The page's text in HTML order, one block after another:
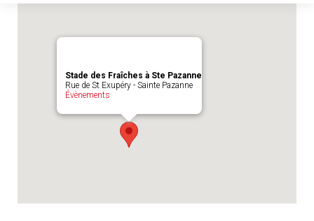
Stade des Fraîches à Ste Pazanne
Rue de St Exupéry - Sainte Pazanne
Évènements